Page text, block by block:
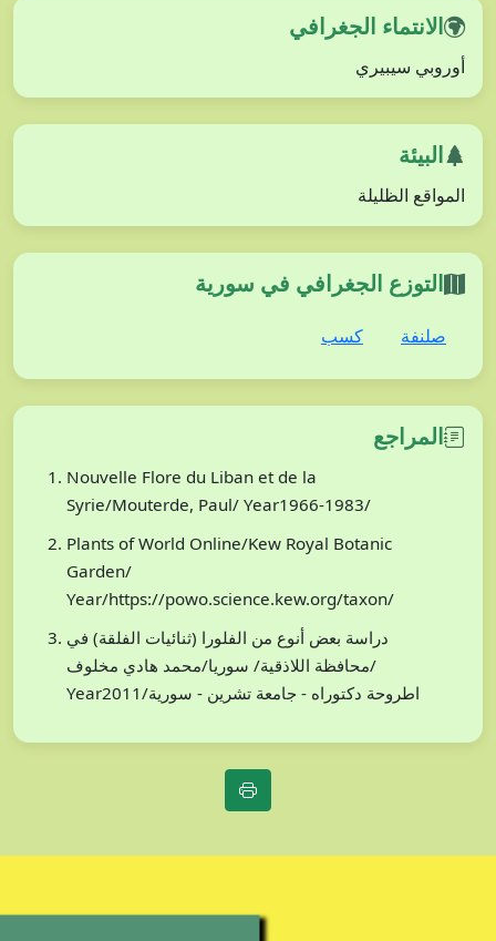
الانتماء الجغرافي
أوروبي سيبيري
البيئة
المواقع الظليلة
التوزع الجغرافي في سورية
صلنفة كسب
المراجع
Nouvelle Flore du Liban et de la
Syrie/Mouterde, Paul/ Year1966-1983/
Plants of World Online/Kew Royal Botanic
Garden/
Year/https://powo.science.kew.org/taxon/
دراسة بعض أنوع من الفلورا (ثنائيات الفلقة) في
محافظة اللاذقية/ سوريا/محمد هادي مخلوف/
Year2011/اطروحة دكتوراه - جامعة تشرين - سورية